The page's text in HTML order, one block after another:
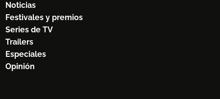
Noticias
Festivales y premios
Series de TV
Trailers
Especiales
Opinión